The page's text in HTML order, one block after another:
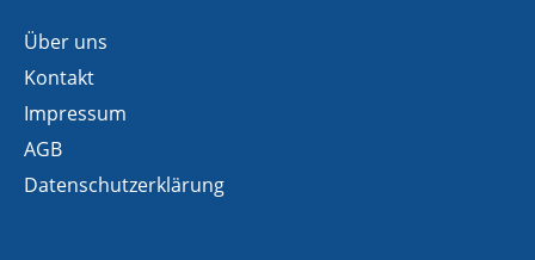
Über uns
Kontakt
Impressum
AGB
Datenschutzerklärung